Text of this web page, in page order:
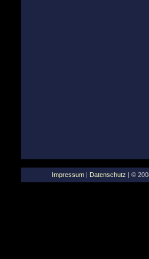
Impressum | Datenschutz | ©